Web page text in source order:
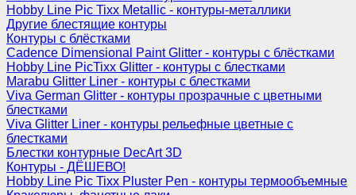
Hobby Line Pic Tixx Metallic - контуры-металлики
Другие блестящие контуры
Контуры с блёстками
Cadence Dimensional Paint Glitter - контуры с блёстками
Hobby Line PicTixx Glitter - контуры с блестками
Marabu Glitter Liner - контуры с блестками
Viva German Glitter - контуры прозрачные с цветными
блестками
Viva Glitter Liner - контуры рельефные цветные с
блестками
Блестки контурные DecArt 3D
Контуры - ДЁШЕВО!
Hobby Line Pic Tixx Pluster Pen - контуры термообъемные